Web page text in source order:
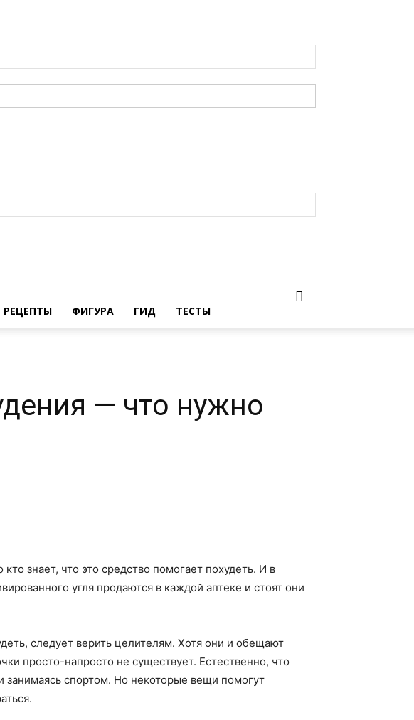
РЕЦЕПТЫ ФИГУРА ГИД ТЕСТЫ
— что нужно
знает, что это средство помогает похудеть. И в
угля продаются в каждой аптеке и стоят они
следует верить целителям. Хотя они и обещают
просто-напросто не существует. Естественно, что
спортом. Но некоторые вещи помогут